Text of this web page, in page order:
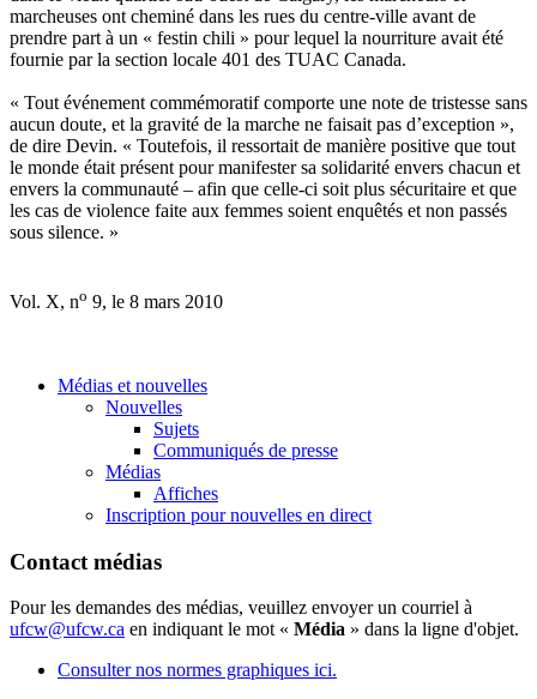
marcheuses ont cheminé dans les rues du centre-ville avant de
prendre part à un « festin chili » pour lequel la nourriture avait été
fournie par la section locale 401 des TUAC Canada.
« Tout événement commémoratif comporte une note de tristesse sans
aucun doute, et la gravité de la marche ne faisait pas d’exception »,
de dire Devin. « Toutefois, il ressortait de manière positive que tout
le monde était présent pour manifester sa solidarité envers chacun et
envers la communauté – afin que celle-ci soit plus sécuritaire et que
les cas de violence faite aux femmes soient enquêtés et non passés
sous silence. »
Vol. X, no 9, le 8 mars 2010
Médias et nouvelles
Nouvelles
Sujets
Communiqués de presse
Médias
Affiches
Inscription pour nouvelles en direct
Contact médias
Pour les demandes des médias, veuillez envoyer un courriel à
ufcw@ufcw.ca en indiquant le mot « Média » dans la ligne d'objet.
Consulter nos normes graphiques ici.